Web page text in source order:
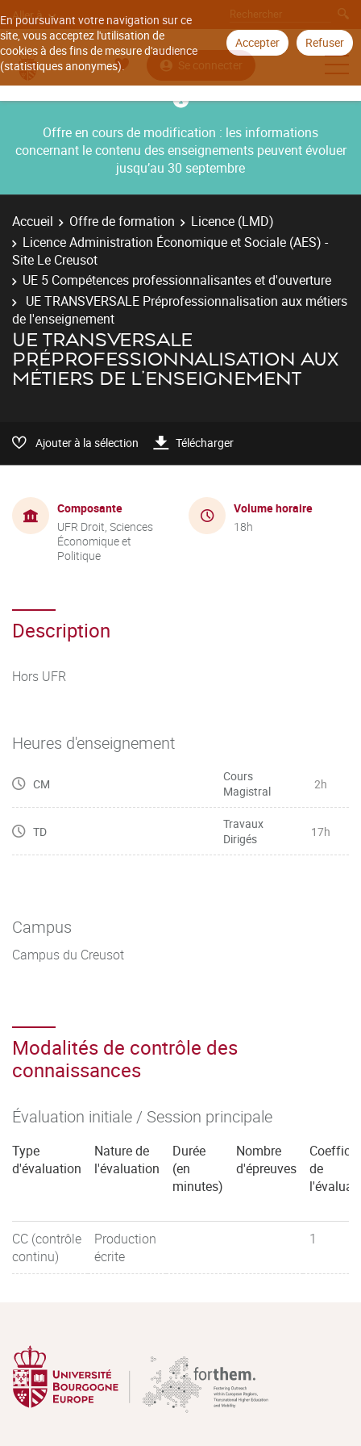
En poursuivant votre navigation sur ce
site, vous acceptez l'utilisation de
cookies à des fins de mesure d'audience
(statistiques anonymes).
Accepter Refuser
Aller à
Se connecter
Offre en cours de modification : les informations
concernant le contenu des enseignements peuvent évoluer
jusqu’au 30 septembre
Accueil Offre de formation
Licence (LMD)
Licence Administration Économique et Sociale (AES) -
Site Le Creusot
UE 5 Compétences professionnalisantes et d'ouverture
UE TRANSVERSALE Préprofessionnalisation aux métiers
de l'enseignement
UE TRANSVERSALE
PRÉPROFESSIONNALISATION AUX
MÉTIERS DE L'ENSEIGNEMENT
Ajouter à la sélection Télécharger
Composante
UFR Droit, Sciences
Économique et
Politique
Volume horaire
18h
Description
Hors UFR
Heures d'enseignement
CM
Cours
Magistral
2h
TD
Travaux
Dirigés
17h
Campus
Campus du Creusot
Modalités de contrôle des
connaissances
Évaluation initiale / Session principale
Type
d'évaluation
Nature de
l'évaluation
Durée
(en
minutes)
Nombre
d'épreuves
de
CC (contrôle
continu)
Production
écrite
1